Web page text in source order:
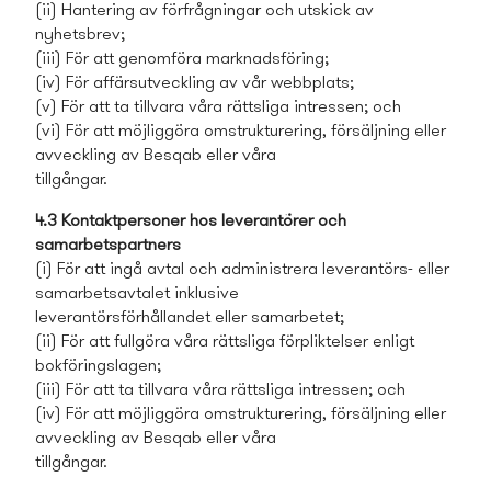
(ii) Hantering av förfrågningar och utskick av
nyhetsbrev;
(iii) För att genomföra marknadsföring;
(iv) För affärsutveckling av vår webbplats;
(v) För att ta tillvara våra rättsliga intressen; och
(vi) För att möjliggöra omstrukturering, försäljning eller
avveckling av Besqab eller våra
tillgångar.
4.3 Kontaktpersoner hos leverantörer och
samarbetspartners
(i) För att ingå avtal och administrera leverantörs- eller
samarbetsavtalet inklusive
leverantörsförhållandet eller samarbetet;
(ii) För att fullgöra våra rättsliga förpliktelser enligt
bokföringslagen;
(iii) För att ta tillvara våra rättsliga intressen; och
(iv) För att möjliggöra omstrukturering, försäljning eller
avveckling av Besqab eller våra
tillgångar.